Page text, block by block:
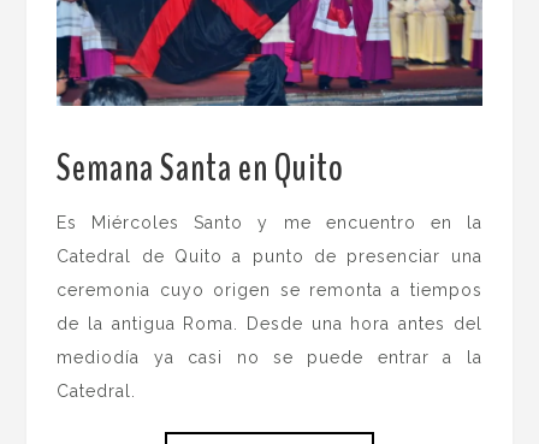
Semana Santa en Quito
Es Miércoles Santo y me encuentro en la
Catedral de Quito a punto de presenciar una
ceremonia cuyo origen se remonta a tiempos
de la antigua Roma. Desde una hora antes del
mediodía ya casi no se puede entrar a la
Catedral.